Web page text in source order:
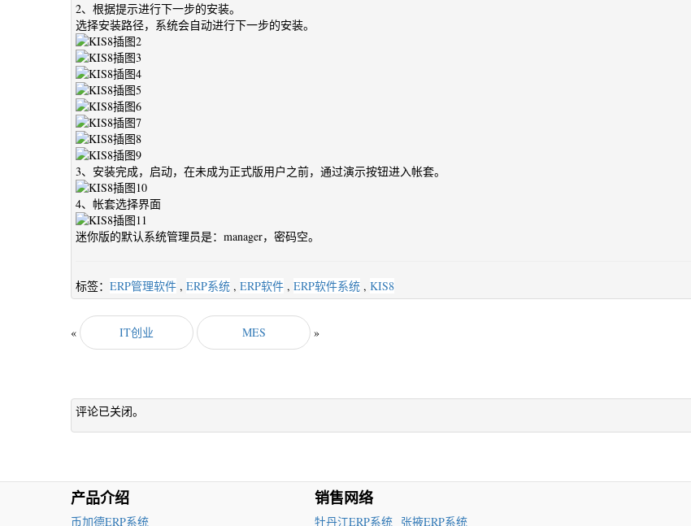
2、根据提示进行下一步的安装。
选择安装路径，系统会自动进行下一步的安装。
3、安装完成，启动，在未成为正式版用户之前，通过演示按钮进入帐套。
4、帐套选择界面
迷你版的默认系统管理员是：manager，密码空。
标签： ERP管理软件 , ERP系统 , ERP软件 , ERP软件系统 , KIS8
« IT创业 MES »
评论已关闭。
产品介绍
币加德ERP系统
销售网络
牡丹江ERP系统 张掖ERP系统